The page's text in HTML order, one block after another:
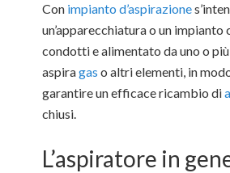
Con impianto d’aspirazione
un’apparecchiatura o un
condotti e alimentato da uno o
aspiragas o altri elementi, in
garantire un efficace ricambio di
chiusi.
L’aspiratore in